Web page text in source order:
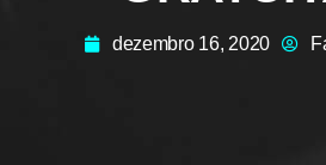
dezembro 16, 2020